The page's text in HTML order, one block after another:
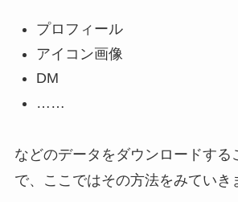
プロフィール
アイコン画像
DM
……
などのデータをダウンロードする
で、ここではその方法をみていき